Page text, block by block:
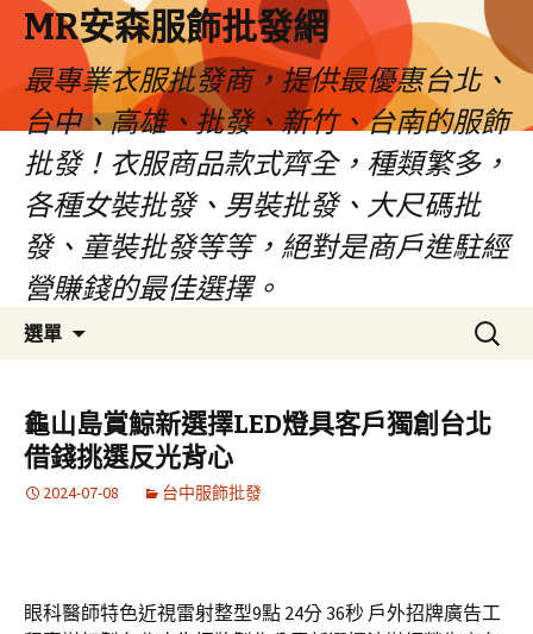
MR安森服飾批發網
最專業衣服批發商，提供最優惠台北、
台中、高雄、批發、新竹、台南的服飾
批發！衣服商品款式齊全，種類繁多，
各種女裝批發、男裝批發、大尺碼批
發、童裝批發等等，絕對是商戶進駐經
營賺錢的最佳選擇。
選單
容
區
搜
尋
鍵
字:
龜山島賞鯨新選擇LED燈具客戶獨創台北
借錢挑選反光背心
2024-07-08 台中服飾批發
眼科醫師特色近視雷射整型9點 24分 36秒 戶外招牌廣告工